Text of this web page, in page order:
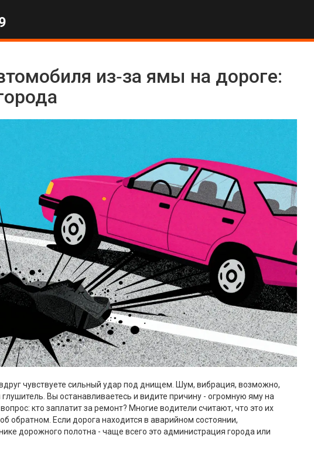
из‑за ямы на дороге:
чувствуете сильный удар под днищем. Шум, вибрация, возможно,
Вы останавливаетесь и видите причину - огромную яму на
кто заплатит за ремонт? Многие водители считают, что это их
обратном. Если дорога находится в аварийном состоянии,
дорожного полотна - чаще всего это администрация города или